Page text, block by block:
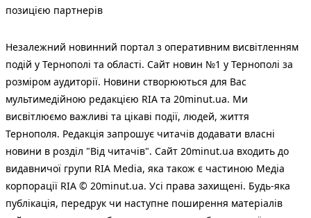
позицією партнерів
Незалежний новинний портал з оперативним висвітленням
подій у Тернополі та області. Сайт новин №1 у Тернополі за
розміром аудиторії. Новини створюються для Вас
мультимедійною редакцією RIA та 20minut.ua. Ми
висвітлюємо важливі та цікаві події, людей, життя
Тернополя. Редакція запрошує читачів додавати власні
новини в розділ "Від читачів". Сайт 20minut.ua входить до
видавничої групи RIA Media, яка також є частиною Медіа
корпорації RIA © 20minut.ua. Усі права захищені. Будь-яка
публiкацiя, передрук чи наступне поширення матеріалів